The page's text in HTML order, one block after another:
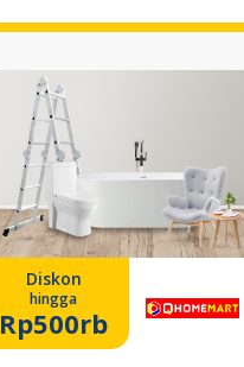
Diskon
hingga
Rp500rb